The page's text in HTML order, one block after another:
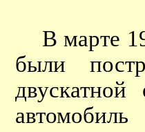
В марте
были